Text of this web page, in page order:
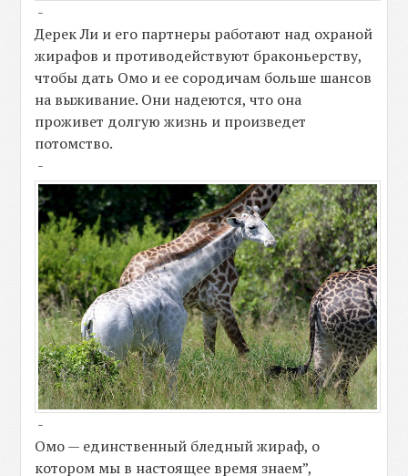
-
Дерек Ли и его партнеры работают над охраной
жирафов и противодействуют браконьерству,
чтобы дать Омо и ее сородичам больше шансов
на выживание. Они надеются, что она
проживет долгую жизнь и произведет
потомство.
-
-
Омо — единственный бледный жираф, о
котором мы в настоящее время знаем”,